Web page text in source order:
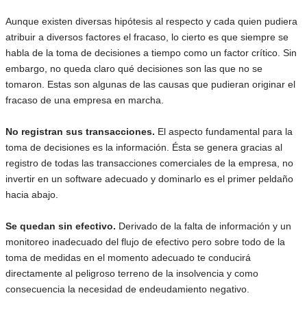
Aunque existen diversas hipótesis al respecto y cada quien pudiera
atribuir a diversos factores el fracaso, lo cierto es que siempre se
habla de la toma de decisiones a tiempo como un factor crítico. Sin
embargo, no queda claro qué decisiones son las que no se
tomaron. Estas son algunas de las causas que pudieran originar el
fracaso de una empresa en marcha.
No registran sus transacciones. El aspecto fundamental para la
toma de decisiones es la información. Ésta se genera gracias al
registro de todas las transacciones comerciales de la empresa, no
invertir en un software adecuado y dominarlo es el primer peldaño
hacia abajo.
Se quedan sin efectivo. Derivado de la falta de información y un
monitoreo inadecuado del flujo de efectivo pero sobre todo de la
toma de medidas en el momento adecuado te conducirá
directamente al peligroso terreno de la insolvencia y como
consecuencia la necesidad de endeudamiento negativo.